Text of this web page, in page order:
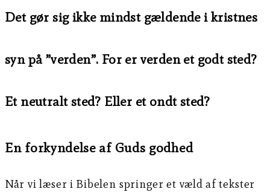
Det gør sig ikke mindst gældende i kristnes
syn på ”verden”. For er verden et godt sted?
Et neutralt sted? Eller et ondt sted?
En forkyndelse af Guds godhed
Når vi læser i Bibelen springer et væld af tekster